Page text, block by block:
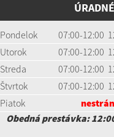
Pondelok
07:00-12:00
Utorok
07:00-12:00
Streda
07:00-12:00
Štvrtok
07:00-12:00
Piatok
Obedná prestávka: